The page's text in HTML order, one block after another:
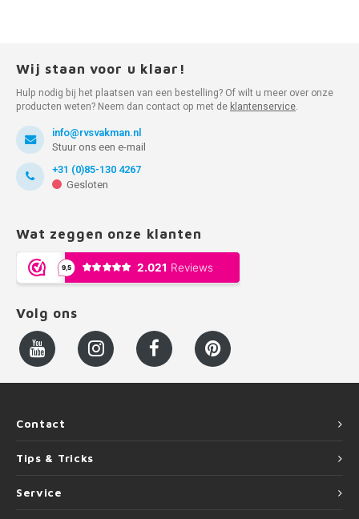
Wij staan voor u klaar!
Hulp nodig bij het plaatsen van een bestelling? Of wilt u meer over onze
producten weten? Neem dan contact op met de klantenservice.
info@rvsvakman.nl
Stuur ons een e-mail
+31 (0)85-130 4267
Gesloten
Wat zeggen onze klanten
Volg ons
Contact
Tips & Tricks
Service